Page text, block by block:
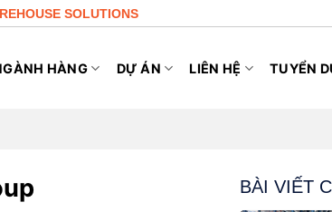
SOLUTIONS
HÀNG DỰ ÁN LIÊN HỆ TUYỂN
BÀI VIẾT